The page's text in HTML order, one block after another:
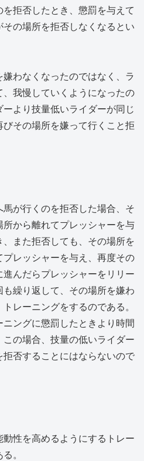
拒否したとき、懲罰を与えて
の場所を拒否しなくなるとい
わなくなったのではなく、ラ
我慢していくようになったの
より技量低いライダーが同じ
その場所を嫌って行くこと拒
が行くのを拒否した場合、そ
から離れてプレッシャーを与
、また拒否しても、その場所を
レッシャーを与え、再度その
んだらプレッシャーをリリー
繰り返して、その場所を嫌わ
レーニングをするのである。
ングに懲罰したときより時間
の場合、技量の低いライダー
否することにはならないので
性を高めるようにするトレー
。